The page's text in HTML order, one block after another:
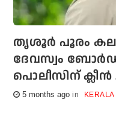
തൃശൂര്‍ പൂരം
ദേവസ്വം ബോര്‍ഡ്
പൊലീസിന് ക്ലീന്‍
5 months ago KERALA